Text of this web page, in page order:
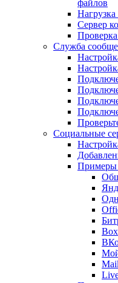
файлов
Сервер
Служба
Социальные
Примеры